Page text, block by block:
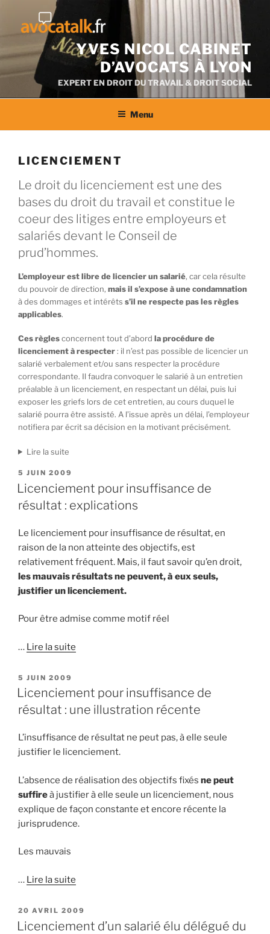
contenu
YVES NICOL CABINET
D’AVOCATS À LYON
EXPERT EN DROIT DU TRAVAIL & DROIT SOCIAL
Menu
LICENCIEMENT
Le droit du licenciement est une des
bases du droit du travail et constitue le
coeur des litiges entre employeurs et
salariés devant le Conseil de
prud’hommes.
L’employeur est libre de licencier un salarié, car cela résulte
du pouvoir de direction, mais il s’expose à une condamnation
à des dommages et intérêts s’il ne respecte pas les règles
applicables.
Ces règlesconcernent tout d’abord la procédure de
licenciement à respecter: il n’est pas possible de licencier un
salarié verbalement et/ou sans respecter la procédure
correspondante. Il faudra convoquer le salarié à un entretien
préalable à un licenciement, en respectant un délai, puis lui
exposer les griefs lors de cet entretien, au cours duquel le
salarié pourra être assisté. A l’issue après un délai, l’employeur
notifiera par écrit sa décision en la motivant précisément.
Lire la suite
PUBLIÉ
LE
5 JUIN 2009
Licenciement pour insuffisance de
résultat : explications
Le licenciement pour insuffisance de résultat, en
raison de la non atteinte des objectifs, est
relativement fréquent. Mais, il faut savoir qu’en droit,
les mauvais résultats ne peuvent, à eux seuls,
justifier un licenciement.
Pour être admise comme motif réel
… Lire la suite
PUBLIÉ
LE
5 JUIN 2009
Licenciement pour insuffisance de
résultat : une illustration récente
L’insuffisance de résultat ne peut pas, à elle seule
justifier le licenciement.
L’absence de réalisation des objectifs fixés ne peut
suffireà justifier à elle seule un licenciement, nous
explique de façon constante et encore récente la
jurisprudence.
Les mauvais
… Lire la suite
PUBLIÉ
LE
20 AVRIL 2009
Licenciement d’un salarié élu délégué du